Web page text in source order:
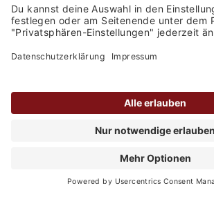
Wiberg - Sherry Essig 7% Säure 0,5l
Aktuell nicht lieferbar